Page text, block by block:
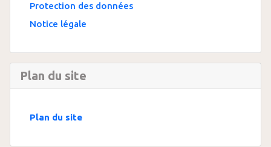
Protection des données
Notice légale
Plan du site
Plan du site